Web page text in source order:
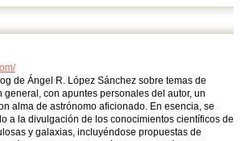
de Ángel R. López Sánchez sobre temas de
general, con apuntes personales del autor, un
alma de astrónomo aficionado. En esencia, se
a la divulgación de los conocimientos científicos de
y galaxias, incluyéndose propuestas de